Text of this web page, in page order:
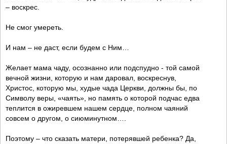
– воскрес.
Не смог умереть.
И нам – не даст, если будем с Ним…
Желает мама чаду, осознанно или подспудно - той самой
вечной жизни, которую и нам даровал, воскреснув,
Христос, которую мы, худые чада Церкви, должны бы, по
Символу веры, «чаять», но память о которой подчас едва
теплится в ожиревшем нашем сердце, полном чаяний
совсем о другом, о сиюминутном….
Поэтому – что сказать матери, потерявшей ребенка? Да,